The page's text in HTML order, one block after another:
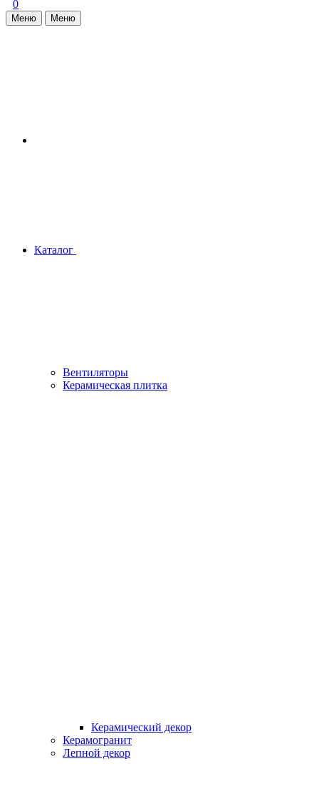
0
Меню Меню
Каталог
Вентиляторы
Керамическая плитка
Керамический декор
Керамогранит
Лепной декор